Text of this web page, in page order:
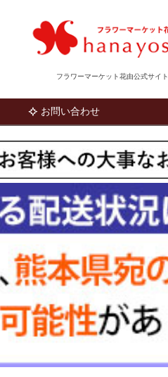
フラワーマーケット花由公式サイト
お問い合わせ